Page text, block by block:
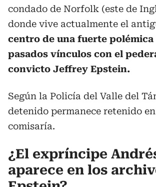
condado de Norfolk (este de
donde vive actualmente el
centro de una fuerte polémica
pasados vínculos con el
convicto Jeffrey Epstein.
Según la Policía del Valle del
detenido permanece retenido
comisaría.
¿El expríncipe
aparece en los